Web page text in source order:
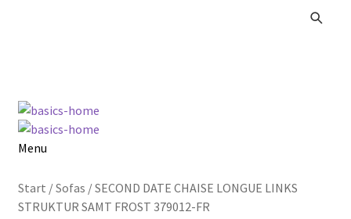
Zur
Navigation
springen
Zum
Inhalt
springen
Menu
Start /Sofas /SECOND DATE CHAISE LONGUE LINKS
STRUKTUR SAMT FROST 379012-FR